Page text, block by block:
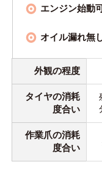
エンジン始動
オイル漏れ無
外観の程度
タイヤの消耗
度合い
作業爪の消耗
度合い